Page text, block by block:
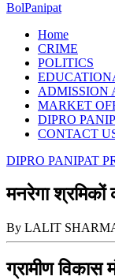
BolPanipat
Home
CRIME
POLITICS
ADMISSION
MARKET
DIPRO
CONTACT
DIPRO PANIPAT
मनरेगा
By LALIT
ग्रामीण